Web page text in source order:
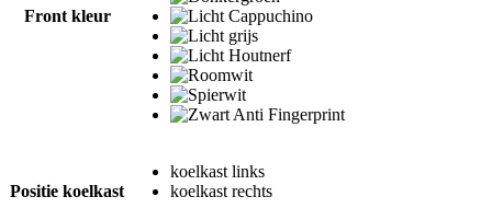
Front kleur
Positie koelkast
koelkast links
koelkast rechts